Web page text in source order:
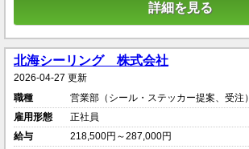
詳細を見る
北海シーリング 株式会社
2026-04-27 更新
職種
営業部（シール・ステッカー提案、受注）
雇用形態
正社員
給与
218,500円～287,000円